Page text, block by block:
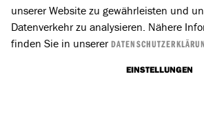
durch Google
(https://adssettings.google.com/
Die personenbezogenen Daten der
Wir unterhalten Onlinepräsenzen
unserer Website zu gewährleisten und
Datenverkehr zu analysieren. Nähere
finden Sie in unserer
EINSTELLUNGEN